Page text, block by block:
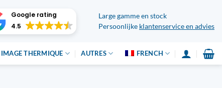
Google rating
4.5
Large gamme en stock
Persoonlijke klantenservice en advies
IMAGE THERMIQUE AUTRES FRENCH